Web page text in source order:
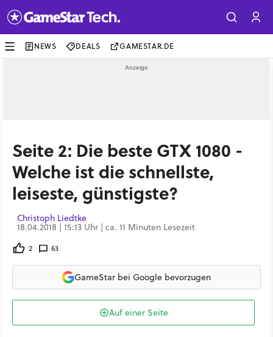
NEWS DEALS GAMESTAR.DE
Seite 2: Die beste GTX 1080 -
Welche ist die schnellste,
leiseste, günstigste?
Christoph Liedtke
18.04.2018 | 15:13 Uhr | ca. 11 Minuten Lesezeit
2 63
GameStar bei Google bevorzugen
Auf einer Seite